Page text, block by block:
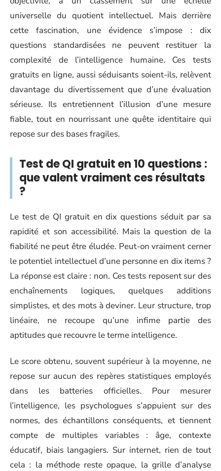
universelle du quotient intellectuel. Mais derrière
cette fascination, une évidence s’impose : dix
questions standardisées ne peuvent restituer la
complexité de l’intelligence humaine. Ces tests
gratuits en ligne, aussi séduisants soient-ils, relèvent
davantage du divertissement que d’une évaluation
sérieuse. Ils entretiennent l’illusion d’une mesure
fiable, tout en nourrissant une quête identitaire qui
repose sur des bases fragiles.
Test de QI gratuit en 10 questions :
que valent vraiment ces résultats
?
Le test de QI gratuit en dix questions séduit par sa
rapidité et son accessibilité. Mais la question de la
fiabilité ne peut être éludée. Peut-on vraiment cerner
le potentiel intellectuel d’une personne en dix items ?
La réponse est claire : non. Ces tests reposent sur des
enchaînements logiques, quelques additions
simplistes, et des mots à deviner. Leur structure, trop
linéaire, ne recoupe qu’une infime partie des
aptitudes que recouvre le terme intelligence.
Le score obtenu, souvent supérieur à la moyenne, ne
repose sur aucun des repères statistiques employés
dans les batteries officielles. Pour mesurer
l’intelligence, les psychologues s’appuient sur des
normes, des échantillons conséquents, et tiennent
compte de multiples variables : âge, contexte
éducatif, biais langagiers. Sur internet, rien de tout
cela : la méthode reste opaque, la grille d’analyse